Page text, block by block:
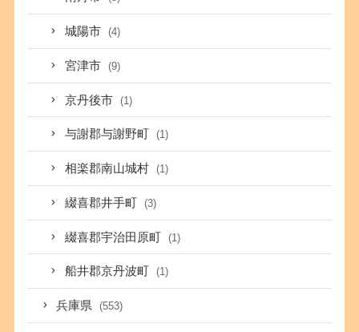
城陽市 (4)
宮津市 (9)
京丹後市 (1)
与謝郡与謝野町 (1)
相楽郡南山城村 (1)
綴喜郡井手町 (3)
綴喜郡宇治田原町 (1)
船井郡京丹波町 (1)
兵庫県 (553)